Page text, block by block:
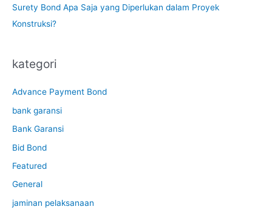
Surety Bond Apa Saja yang Diperlukan dalam Proyek
Konstruksi?
kategori
Advance Payment Bond
bank garansi
Bank Garansi
Bid Bond
Featured
General
jaminan pelaksanaan